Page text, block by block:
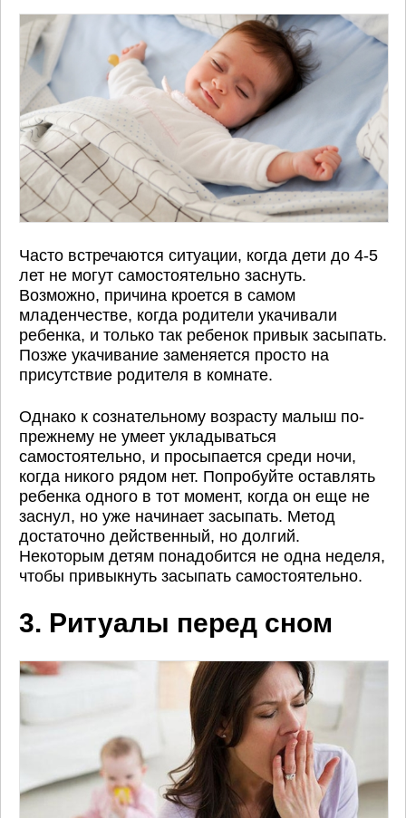
Часто встречаются ситуации, когда дети до 4-5
лет не могут самостоятельно заснуть.
Возможно, причина кроется в самом
младенчестве, когда родители укачивали
ребенка, и только так ребенок привык засыпать.
Позже укачивание заменяется просто на
присутствие родителя в комнате.
Однако к сознательному возрасту малыш по-
прежнему не умеет укладываться
самостоятельно, и просыпается среди ночи,
когда никого рядом нет. Попробуйте оставлять
ребенка одного в тот момент, когда он еще не
заснул, но уже начинает засыпать. Метод
достаточно действенный, но долгий.
Некоторым детям понадобится не одна неделя,
чтобы привыкнуть засыпать самостоятельно.
3. Ритуалы перед сном